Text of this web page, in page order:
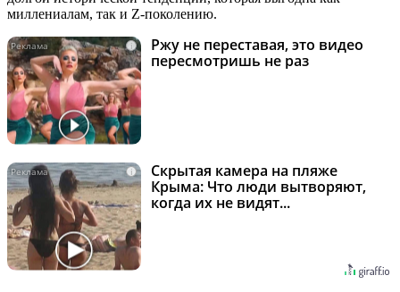
миллениалам, так и Z-поколению.
i
Ржу не переставая, это видео
пересмотришь не раз
i
Скрытая камера на пляже
Крыма: Что люди вытворяют,
когда их не видят...